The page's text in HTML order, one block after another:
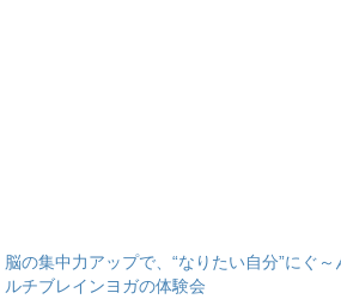
脳の集中力アップで、“なりたい自分”にぐ
ルチブレインヨガの体験会